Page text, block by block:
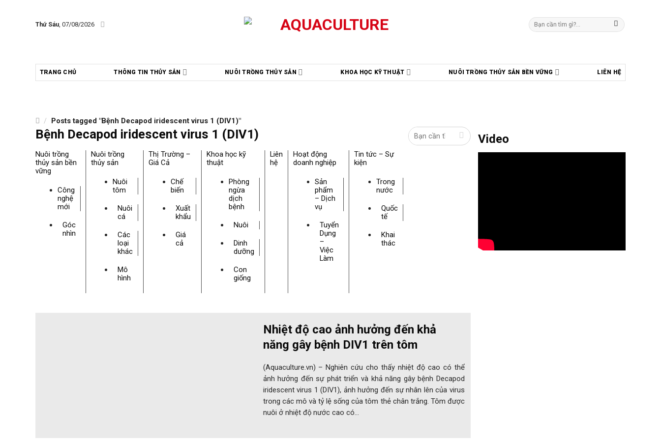
Thứ Sáu, 07/08/2026
Tìm
kiếm:
TRANG CHỦ THÔNG TIN THỦY SẢN NUÔI TRỒNG THỦY SẢN KHOA HỌC KỸ THUẬT NUÔI TRỒNG THỦY SẢN BỀN VỮNG LIÊN HỆ
/ Posts tagged "Bệnh Decapod iridescent virus 1 (DIV1)"
Bệnh Decapod iridescent virus 1 (DIV1)
Nuôi trồng
thủy sản bền
vững
Công
nghệ
mới
Góc
nhìn
Nuôi trồng
thủy sản
Nuôi
tôm
Nuôi
cá
Các
loại
khác
Mô
hình
Thị Trường –
Giá Cả
Chế
biến
Xuất
khẩu
Giá
cả
Khoa học kỹ
thuật
Phòng
ngừa
dịch
bệnh
Nuôi
Dinh
dưỡng
Con
giống
Liên
hệ
Hoạt động
doanh nghiệp
Sản
phẩm
– Dịch
vụ
Tuyển
Dụng
–
Việc
Làm
Tin tức – Sự
kiện
Trong
nước
Quốc
tế
Khai
thác
Nhiệt độ cao ảnh hưởng đến khả
năng gây bệnh DIV1 trên tôm
(Aquaculture.vn) – Nghiên cứu cho thấy nhiệt độ cao có thể
ảnh hưởng đến sự phát triển và khả năng gây bệnh Decapod
iridescent virus 1 (DIV1), ảnh hưởng đến sự nhân lên của virus
trong các mô và tỷ lệ sống của tôm thẻ chân trắng. Tôm được
nuôi ở nhiệt độ nước cao có…
Video